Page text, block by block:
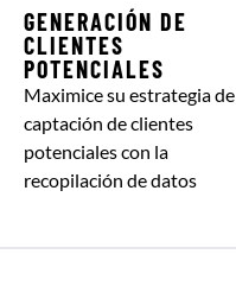
GENERACIÓN DE
CLIENTES
POTENCIALES
Maximice su estrategia de
captación de clientes
potenciales con la
recopilación de datos